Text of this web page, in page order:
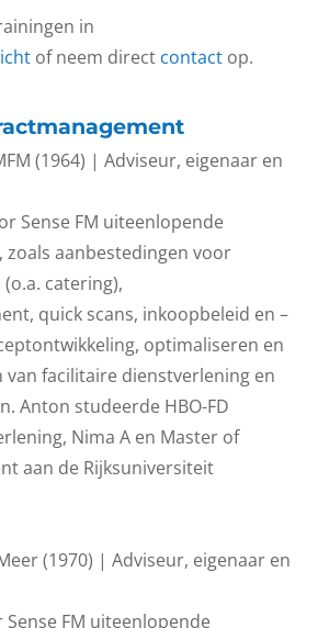
in
of neem direct contact op.
(1964) | Adviseur, eigenaar en
Sense FM uiteenlopende
aanbestedingen voor
catering),
quick scans, inkoopbeleid en –
optimaliseren en
facilitaire dienstverlening en
Anton studeerde HBO-FD
Nima A en Master of
aan de Rijksuniversiteit
(1970) | Adviseur, eigenaar en
FM uiteenlopende